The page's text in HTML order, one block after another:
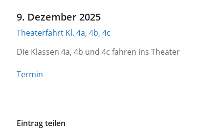
9. Dezember 2025
Theaterfahrt Kl. 4a, 4b, 4c
Die Klassen 4a, 4b und 4c fahren ins Theater
Termin
Eintrag teilen